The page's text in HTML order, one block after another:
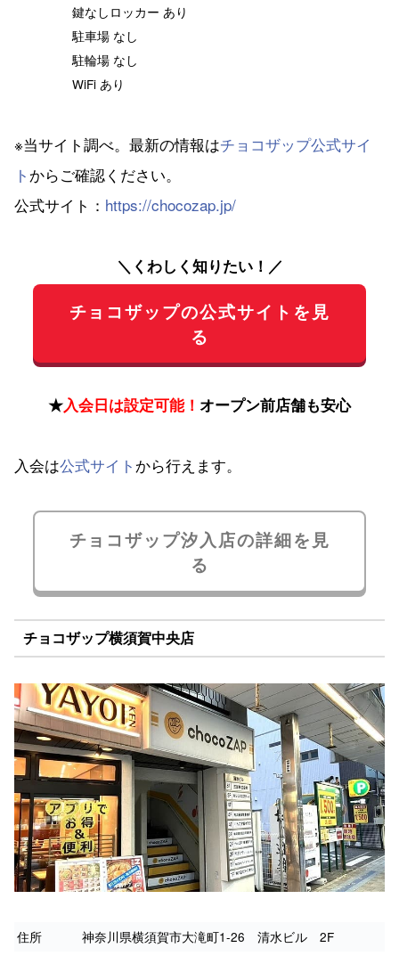
鍵なしロッカー あり
駐車場 なし
駐輪場 なし
WiFi あり
※当サイト調べ。最新の情報はチョコザップ公式サイ
ト からご確認ください。
公式サイト： https://chocozap.jp/
＼くわしく知りたい！／
チョコザップの公式サイトを見
る
★入会日は設定可能！ オープン前店舗も安心
入会は公式サイト から行えます。
チョコザップ汐入店の詳細を見
る
チョコザップ横須賀中央店
住所
神奈川県横須賀市大滝町1-26 清水ビル 2F